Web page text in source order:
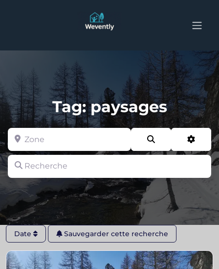
Tag: paysages
Recherche
Zone
Date Sauvegarder cette recherche